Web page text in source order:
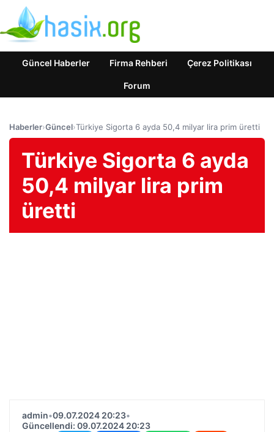
Güncel Haberler Firma Rehberi Çerez Politikası
Forum
Haberler›Güncel›Türkiye Sigorta 6 ayda 50,4 milyar lira prim üretti
Türkiye Sigorta 6 ayda
50,4 milyar lira prim
üretti
admin•09.07.2024 20:23•
Güncellendi: 09.07.2024 20:23